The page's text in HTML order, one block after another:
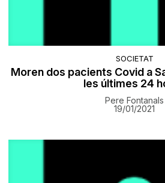
SOCIETAT
Moren dos pacients Covid a
les últimes 24
Pere Fontanals
19/01/2021